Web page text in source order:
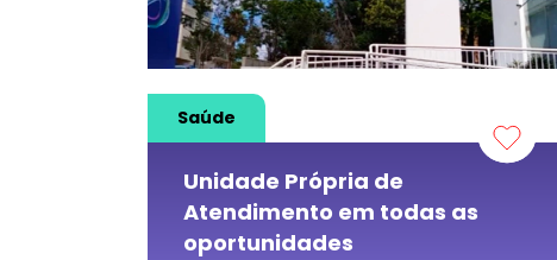
Saúde
Unidade Própria de
Atendimento em todas as
oportunidades